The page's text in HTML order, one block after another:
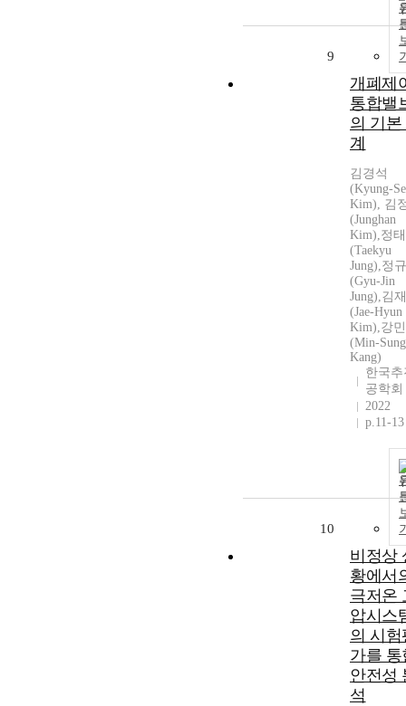
9
개폐제
통합밸
의 기본
계
김경석
(Kyung-
Kim), 김
(Junghan
Kim),정
(Taekyu
Jung),정
(Gyu-Jin
Jung),김
(Jae-Hyun
Kim),강
(Min-Sung
Kang)
한국추
공학회
2022
p.11-13
10
비정상
황에서
극저온
압시스
의 시험
가를 통
안전성
석